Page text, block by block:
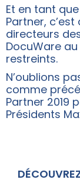
Et en tant
Partner,
directeurs
DocuWare
restreints.
N’oublions
comme
Partner 2019
Présidents